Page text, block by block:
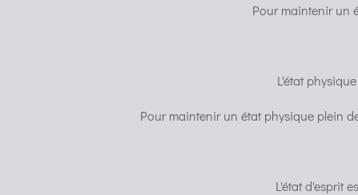
Pour maintenir un
L'état
Pour maintenir un état physique plein
L'état d'esprit